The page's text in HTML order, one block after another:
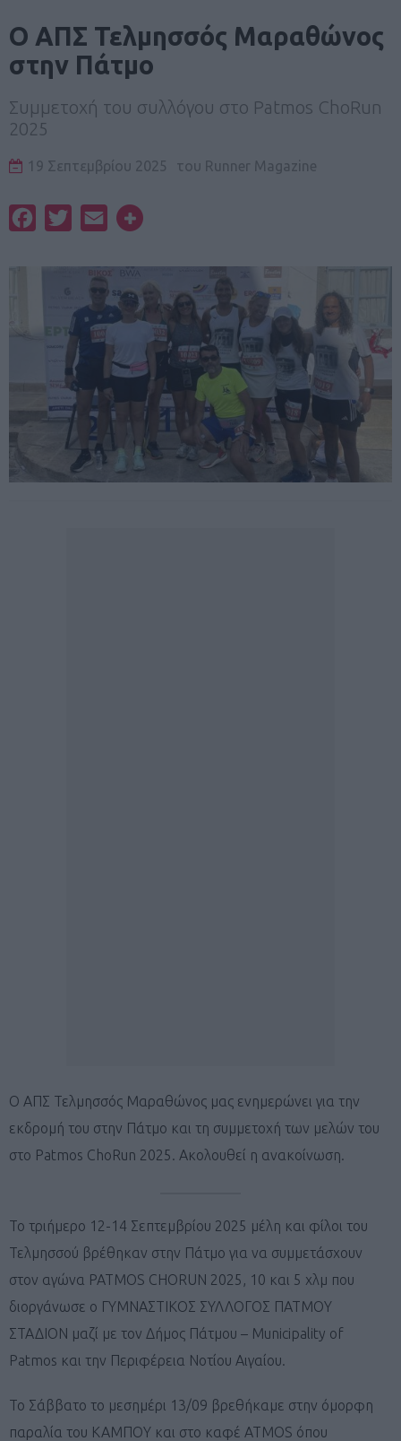
Ο ΑΠΣ Τελμησσός Μαραθώνος
στην Πάτμο
Συμμετοχή του συλλόγου στο Patmos ChoRun
2025
19 Σεπτεμβρίου 2025 του Runner Magazine
FacebookTwitterEmail
Ο ΑΠΣ Τελμησσός Μαραθώνος μας ενημερώνει για την
εκδρομή του στην Πάτμο και τη συμμετοχή των μελών του
στο Patmos ChoRun 2025. Ακολουθεί η ανακοίνωση.
Το τριήμερο 12-14 Σεπτεμβρίου 2025 μέλη και φίλοι του
Τελμησσού βρέθηκαν στην Πάτμο για να συμμετάσχουν
στον αγώνα PATMOS CHORUN 2025, 10 και 5 χλμ που
διοργάνωσε ο ΓΥΜΝΑΣΤΙΚΟΣ ΣΥΛΛΟΓΟΣ ΠΑΤΜΟΥ
ΣΤΑΔΙΟΝ μαζί με τον Δήμος Πάτμου – Municipality of
Patmos και την Περιφέρεια Νοτίου Αιγαίου.
Το Σάββατο το μεσημέρι 13/09 βρεθήκαμε στην όμορφη
παραλία του ΚΑΜΠΟΥ και στο καφέ ATMOS όπου